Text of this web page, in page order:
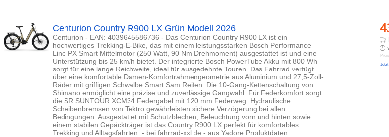
Jetzt
Centurion Country R900 LX Grün Modell 2026
Centurion - EAN: 4039645586736 - Das Centurion Country R900 LX ist ein
hochwertiges Trekking-E-Bike, das mit einem leistungsstarken Bosch Performance
Line PX Smart Mittelmotor (250 Watt, 90 Nm Drehmoment) ausgestattet ist und eine
Unterstützung bis 25 km/h bietet. Der integrierte Bosch PowerTube Akku mit 800 Wh
sorgt für eine lange Reichweite, ideal für ausgedehnte Touren. Das Fahrrad verfügt
über eine komfortable Damen-Komfortrahmengeometrie aus Aluminium und 27,5-Zoll-
Räder mit griffigen Schwalbe Smart Sam Reifen. Die 10-Gang-Kettenschaltung von
Shimano ermöglicht eine präzise und zuverlässige Gangwahl. Für Federkomfort sorgt
die SR SUNTOUR XCM34 Federgabel mit 120 mm Federweg. Hydraulische
Scheibenbremsen von Tektro gewährleisten sichere Verzögerung bei allen
Bedingungen. Ausgestattet mit Schutzblechen, Beleuchtung vorn und hinten sowie
einem stabilen Gepäckträger ist das Country R900 LX perfekt für komfortables
Trekking und Alltagsfahrten. - bei fahrrad-xxl.de - aus Yadore Produktdaten